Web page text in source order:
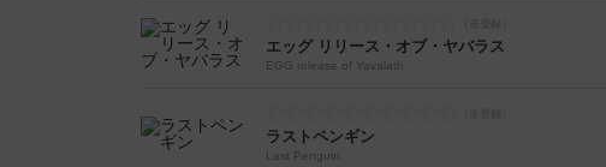
エッグ リリース・オブ・ヤバラス
EGG release of Yavalath
ラストペンギン
Last Penguin